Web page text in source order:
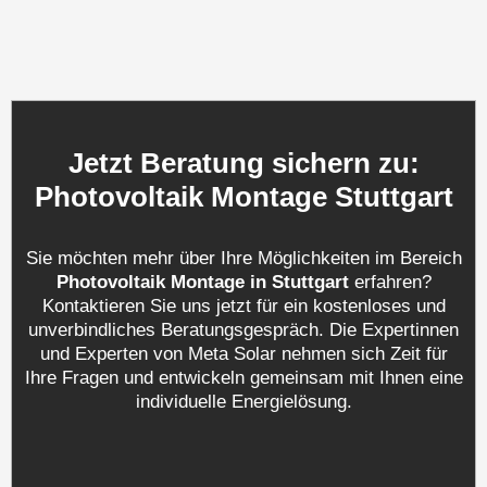
Jetzt Beratung sichern zu:
Photovoltaik Montage Stuttgart
Sie möchten mehr über Ihre Möglichkeiten im Bereich
Photovoltaik Montage in Stuttgarterfahren?
Kontaktieren Sie uns jetzt für ein kostenloses und
unverbindliches Beratungsgespräch. Die Expertinnen
und Experten von Meta Solar nehmen sich Zeit für
Ihre Fragen und entwickeln gemeinsam mit Ihnen eine
individuelle Energielösung.